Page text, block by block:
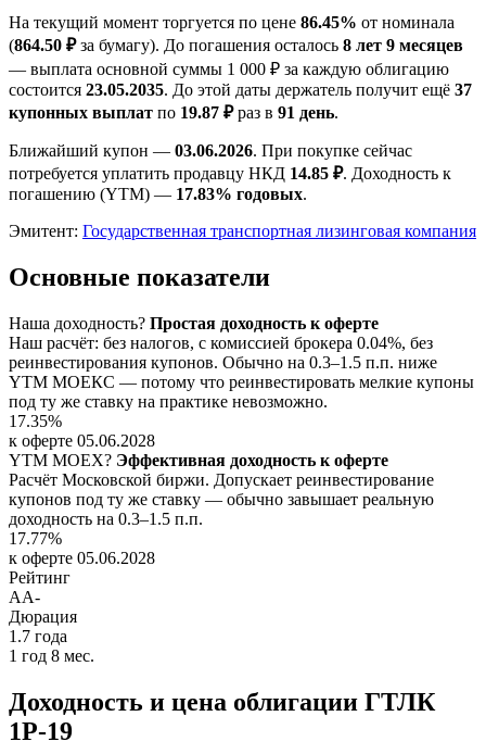
На текущий момент торгуется по цене 86.45% от номинала
(864.50 ₽за бумагу). До погашения осталось 8 лет 9 месяцев
— выплата основной суммы 1 000 ₽ за каждую облигацию
состоится 23.05.2035. До этой даты держатель получит ещё 37
купонных выплат по 19.87 ₽раз в 91 день.
Ближайший купон — 03.06.2026. При покупке сейчас
потребуется уплатить продавцу НКД 14.85 ₽. Доходность к
погашению (YTM) — 17.83% годовых.
Эмитент: Государственная транспортная лизинговая компания
Основные показатели
Наша доходность? Простая доходность к оферте
Наш расчёт: без налогов, с комиссией брокера 0.04%, без
реинвестирования купонов. Обычно на 0.3–1.5 п.п. ниже
YTM МОЕКС — потому что реинвестировать мелкие купоны
под ту же ставку на практике невозможно.
17.35%
к оферте 05.06.2028
YTM MOEX? Эффективная доходность к оферте
Расчёт Московской биржи. Допускает реинвестирование
купонов под ту же ставку — обычно завышает реальную
доходность на 0.3–1.5 п.п.
17.77%
к оферте 05.06.2028
Рейтинг
AA-
Дюрация
1.7 года
1 год 8 мес.
Доходность и цена облигации ГТЛК
1P-19